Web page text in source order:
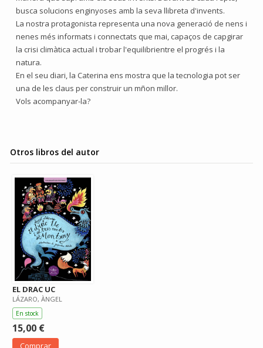
busca solucions enginyoses amb la seva llibreta d'invents.
La nostra protagonista representa una nova generació de nens i
nenes més informats i connectats que mai, capaços de capgirar
la crisi climàtica actual i trobar l'equilibrientre el progrés i la
natura.
En el seu diari, la Caterina ens mostra que la tecnologia pot ser
una de les claus per construir un mñon millor.
Vols acompanyar-la?
Otros libros del autor
EL DRAC UC
LÁZARO, ÀNGEL
En stock
15,00 €
Comprar